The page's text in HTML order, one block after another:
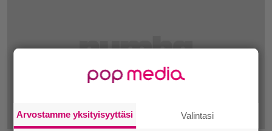
Arvostamme yksityisyyttäsi Valintasi